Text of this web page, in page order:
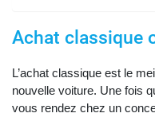
Achat classique
L’achat classique est le
nouvelle voiture. Une fois
vous rendez chez un